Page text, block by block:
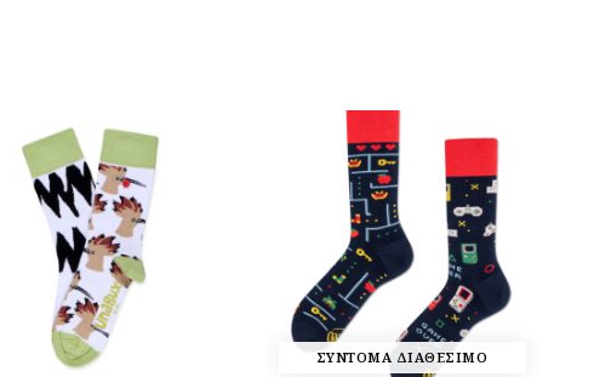
ΣΥΝΤΟΜΑ ΔΙΑΘΕΣΙΜΟ